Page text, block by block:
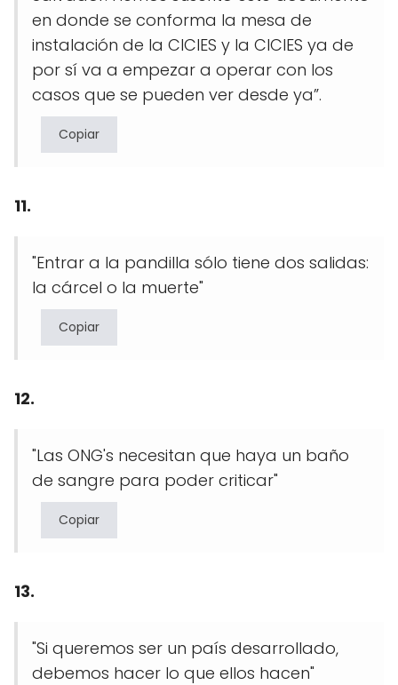
en donde se conforma la mesa de
instalación de la CICIES y la CICIES ya de
por sí va a empezar a operar con los
casos que se pueden ver desde ya”.
Copiar
11.
"Entrar a la pandilla sólo tiene dos salidas:
la cárcel o la muerte"
Copiar
12.
"Las ONG's necesitan que haya un baño
de sangre para poder criticar"
Copiar
13.
"Si queremos ser un país desarrollado,
debemos hacer lo que ellos hacen"